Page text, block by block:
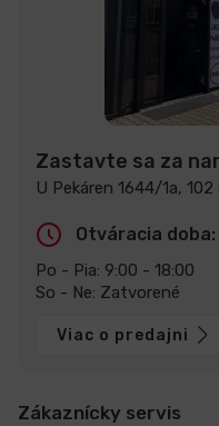
Zastavte sa za
U Pekáren 1644/1a, 102
Otváracia doba:
Po - Pia: 9:00 - 18:00
So - Ne: Zatvorené
Viac o predajni
Zákaznícky servis